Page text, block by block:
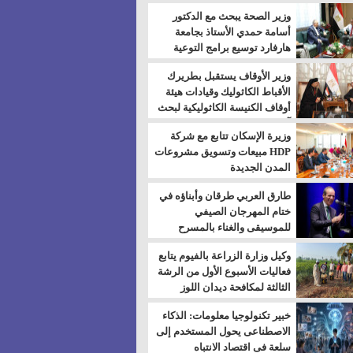
بالسويس
وزير الصحة يبحث مع الدكتور
أسامة حمدي الأستاذ بجامعة
هارفارد توسيع برامج التوعية
بمرض السكري
وزير الأوقاف يستقبل بطريرك
الأقباط الكاثوليك وقيادات هيئة
أوقاف الكنيسة الكاثوليكية لبحث
آفاق التعاون المشترك
وزيرة الإسكان تتابع مع شركة
HDP مبيعات وتسويق مشروعات
المدن الجديدة
طارق العربي طرقان وأبناؤه في
ختام المهرجان الصيفي
للموسيقى والغناء بالمسرح
المكشوف
وكيل وزارة الزراعة بالفيوم يتابع
فعاليات الأسبوع الأول من الرشة
الثالثة لمكافحة ديدان اللوز
للقطن
خبير تكنولوجيا معلومات: الذكاء
الاصطناعى يحول المستخدم إلى
سلعة فى اقتصاد الانتباه